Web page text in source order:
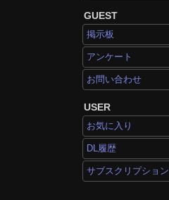
GUEST
掲示板
アンケート
お問い合わせ
USER
お気に入り
DL履歴
サブスクリプション